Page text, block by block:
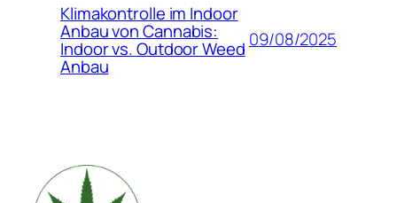
Klimakontrolle im Indoor
Anbau von Cannabis:
Indoor vs. Outdoor Weed
Anbau
09/08/2025